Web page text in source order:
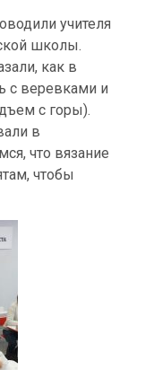
учителя
школы.
как в
с веревками и
с горы).
в
что вязание
чтобы